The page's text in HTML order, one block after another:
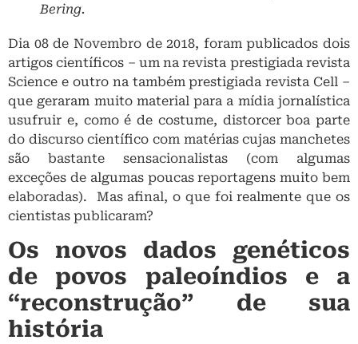
Bering.
Dia 08 de Novembro de 2018, foram publicados dois
artigos científicos – um na revista prestigiada revista
Science e outro na também prestigiada revista Cell –
que geraram muito material para a mídia jornalística
usufruir e, como é de costume, distorcer boa parte
do discurso científico com matérias cujas manchetes
são bastante sensacionalistas (com algumas
exceções de algumas poucas reportagens muito bem
elaboradas). Mas afinal, o que foi realmente que os
cientistas publicaram?
Os novos dados genéticos
de povos paleoíndios e a
“reconstrução” de sua
história